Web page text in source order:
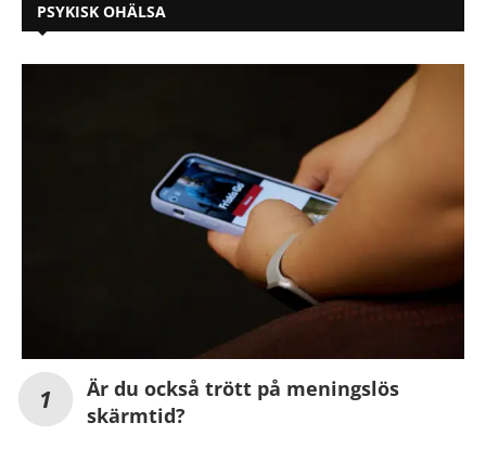
PSYKISK OHÄLSA
Är du också trött på meningslös
skärmtid?